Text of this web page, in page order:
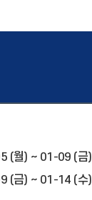
(월) ~ 01-09 (금)
(금) ~ 01-14 (수)